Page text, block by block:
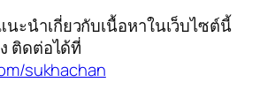
ะนำเกี่ยวกับเนื้อหาในเว็บไซต์นี้
ติดต่อได้ที่
sukhachan